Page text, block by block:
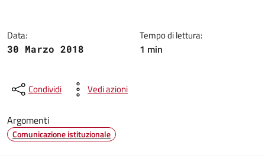
Data:
30 Marzo 2018
Tempo di lettura:
1 min
Condividi Vedi azioni
Argomenti
Comunicazione istituzionale